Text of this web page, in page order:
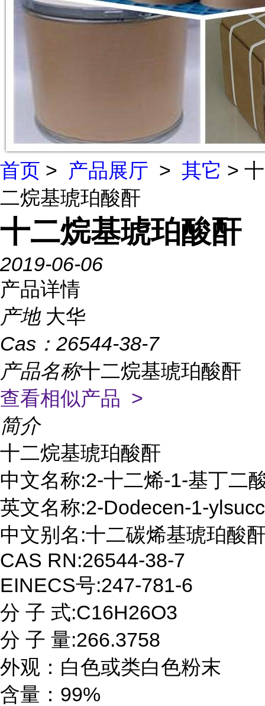
首页 > 产品展厅 > 其它 > 十
二烷基琥珀酸酐
十二烷基琥珀酸酐
2019-06-06
产品详情
产地 大华
Cas： 26544-38-7
产品名称十二烷基琥珀酸酐
查看相似产品 >
简介
十二烷基琥珀酸酐
中文名称:2-十二烯-1-基丁二
英文名称:2-Dodecen-1-
中文别名:十二碳烯基琥珀酸
CAS RN:26544-38-7
EINECS号:247-781-6
分 子 式:C16H26O3
分 子 量:266.3758
外观：白色或类白色粉末
含量：99%